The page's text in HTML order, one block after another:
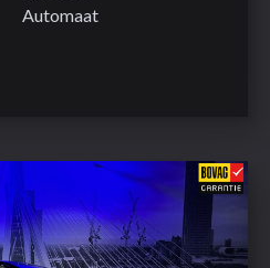
Automaat